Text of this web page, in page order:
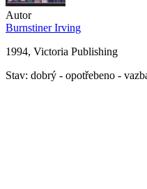
Autor
Burnstiner Irving
1994, Victoria Publishing
Stav: dobrý - opotřebeno -